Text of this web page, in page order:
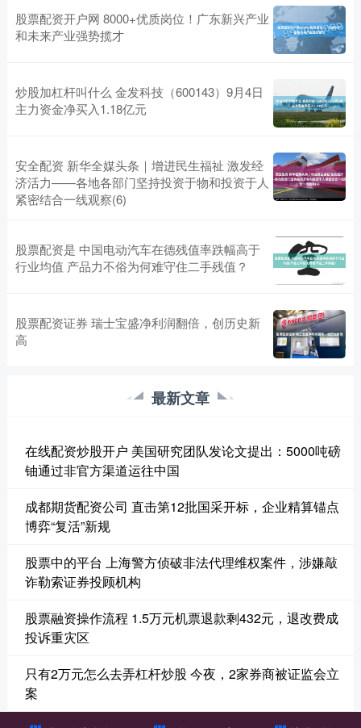
股票配资开户网 8000+优质岗位！广东新兴产业
和未来产业强势揽才
炒股加杠杆叫什么 金发科技（600143）9月4日
主力资金净买入1.18亿元
安全配资 新华全媒头条｜增进民生福祉 激发经
济活力——各地各部门坚持投资于物和投资于人
紧密结合一线观察(6)
股票配资是 中国电动汽车在德残值率跌幅高于
行业均值 产品力不俗为何难守住二手残值？
股票配资证券 瑞士宝盛净利润翻倍，创历史新
高
最新文章
在线配资炒股开户 美国研究团队发论文提出：5000吨磅
铀通过非官方渠道运往中国
成都期货配资公司 直击第12批国采开标，企业精算锚点
博弈“复活”新规
股票中的平台 上海警方侦破非法代理维权案件，涉嫌敲
诈勒索证券投顾机构
股票融资操作流程 1.5万元机票退款剩432元，退改费成
投诉重灾区
只有2万元怎么去弄杠杆炒股 今夜，2家券商被证监会立
案